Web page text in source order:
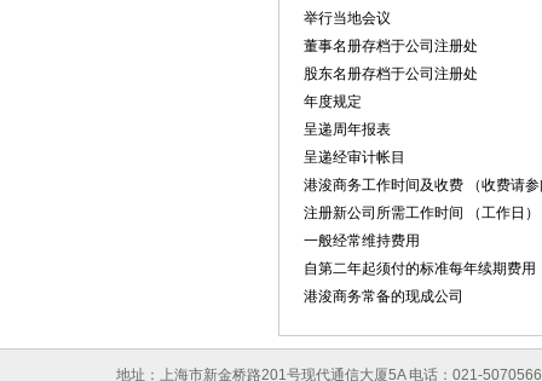
举行当地会议
董事名册存档于公司注册处
股东名册存档于公司注册处
年度规定
呈递周年报表
呈递经审计帐目
港浚商务工作时间及收费 （收费请
注册新公司所需工作时间 （工作日）
一般经常维持费用
自第二年起须付的标准每年续期费用
港浚商务常备的现成公司
地址：上海市新金桥路201号现代通信大厦5A 电话：021-